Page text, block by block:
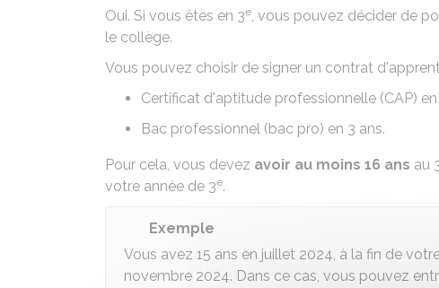
Oui. Si vous êtes en 3e, vous pouvez décider de
le collège.
Vous pouvez choisir de signer un contrat
Certificat d'aptitude professionnelle (CAP)
Bac professionnel (bac pro) en 3 ans.
Pour cela, vous devez avoir au moins 16 ans au
votre année de 3e.
Exemple
Vous avez 15 ans en juillet 2024, à la fin de
novembre 2024. Dans ce cas, vous pouvez